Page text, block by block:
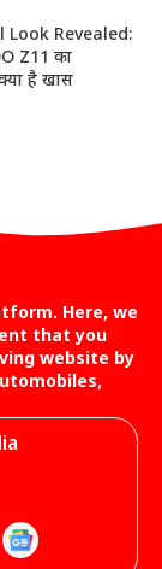
Look Revealed:
Z11 का
है खास
Here, we
that you
website by